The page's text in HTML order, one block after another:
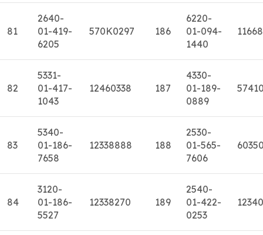
81
2640-
01-419-
6205
570K0297 186
6220-
01-094-
1440
82
5331-
01-417-
1043
12460338 187
4330-
01-189-
0889
83
5340-
01-186-
7658
12338888 188
2530-
01-565-
7606
84
3120-
01-186-
5527
12338270 189
2540-
01-422-
0253